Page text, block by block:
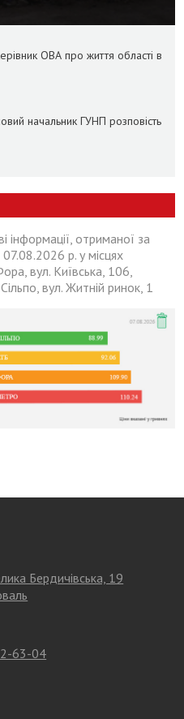
ОВА про життя області в
начальник ГУНП розповість
інформації, отриманої за
р. у місцях
вул. Київська, 106,
вул. Житній ринок, 1
Бердичівська, 19
63-04